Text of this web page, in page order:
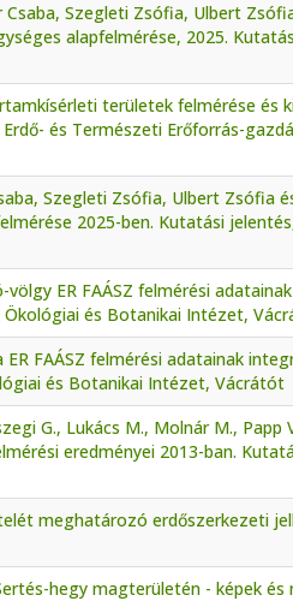
Szegleti Zsófia, Ulbert
alapfelmérése, 2025.
területek felmérése és
és Természeti Erőforrás-
Szegleti Zsófia, Ulbert Zsófia
2025-ben. Kutatási
ER FAÁSZ felmérési
Ökológiai és Botanikai Intézet,
FAÁSZ felmérési adatainak
és Botanikai Intézet, Vácrátót
G., Lukács M., Molnár M., Papp
eredményei 2013-ban.
meghatározó erdőszerkezeti
hegy magterületén - képek